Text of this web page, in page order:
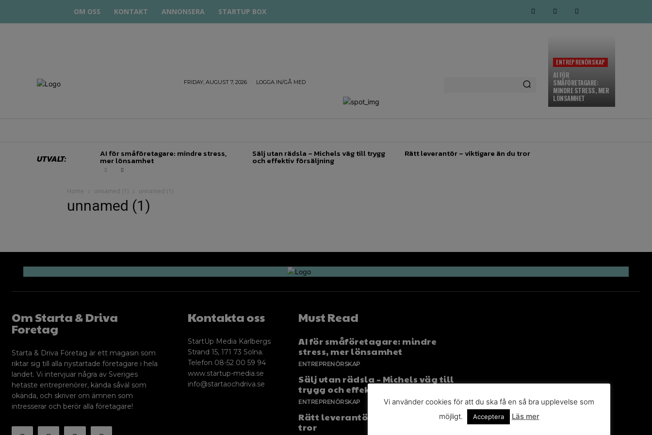
OM OSS KONTAKT ANNONSERA STARTUP BOX
FRIDAY, AUGUST 7, 2026 LOGGA IN/GÅ MED
ENTREPRENÖRSKAP
AI FÖR
SMÅFÖRETAGARE:
MINDRE STRESS, MER
LÖNSAMHET
UTVALT: AI för småföretagare: mindre stress,
mer lönsamhet
Sälj utan rädsla – Michels väg till trygg
och effektiv försäljning
Rätt leverantör – viktigare än du tror
Home unnamed (1) unnamed (1)
unnamed (1)
Om Starta & Driva
Foretag
Starta & Driva Företag är ett magasin som
riktar sig till alla nystartade företagare i hela
landet. Vi intervjuar några av Sveriges
hetaste entreprenörer, kända såväl som
okända, och skriver om ämnen som
intresserar och berör alla företagare!
Kontakta oss
StartUp Media Karlbergs
Strand 15, 171 73 Solna.
Telefon 08-52 00 59 94
www.startup-media.se
info@startaochdriva.se
Must Read
AI för småföretagare: mindre
stress, mer lönsamhet
ENTREPRENÖRSKAP
Sälj utan rädsla – Michels väg till
trygg och effektiv försäljning
ENTREPRENÖRSKAP
Rätt leverantör – viktigare än du
tror
Vi använder cookies för att du ska få en så bra upplevelse som
möjligt.
Acceptera Läs mer